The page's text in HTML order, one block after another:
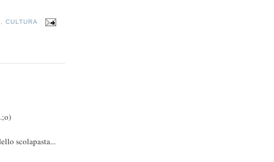
CULTURA
scolapasta...